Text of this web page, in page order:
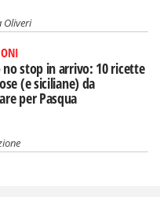
Oliveri
no stop in arrivo: 10 ricette
(e siciliane) da
per Pasqua